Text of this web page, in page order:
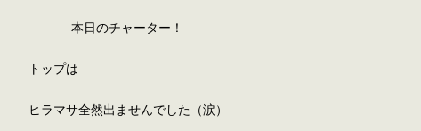
トップは
ヒラマサ全然出ませんでした（涙）